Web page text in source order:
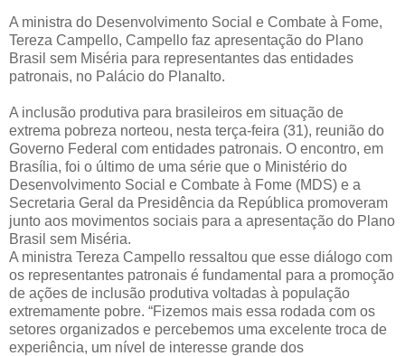
A ministra do Desenvolvimento Social e Combate à Fome,
Tereza Campello, Campello faz apresentação do Plano
Brasil sem Miséria para representantes das entidades
patronais, no Palácio do Planalto.
A inclusão produtiva para brasileiros em situação de
extrema pobreza norteou, nesta terça-feira (31), reunião do
Governo Federal com entidades patronais. O encontro, em
Brasília, foi o último de uma série que o Ministério do
Desenvolvimento Social e Combate à Fome (MDS) e a
Secretaria Geral da Presidência da República promoveram
junto aos movimentos sociais para a apresentação do Plano
Brasil sem Miséria.
A ministra Tereza Campello ressaltou que esse diálogo com
os representantes patronais é fundamental para a promoção
de ações de inclusão produtiva voltadas à população
extremamente pobre. “Fizemos mais essa rodada com os
setores organizados e percebemos uma excelente troca de
experiência, um nível de interesse grande dos